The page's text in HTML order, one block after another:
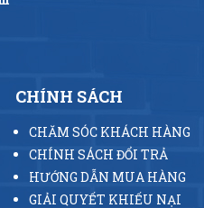
CHÍNH SÁCH
CHĂM SÓC KHÁCH HÀNG
CHÍNH SÁCH ĐỔI TRẢ
HƯỚNG DẪN MUA HÀNG
GIẢI QUYẾT KHIẾU NẠI